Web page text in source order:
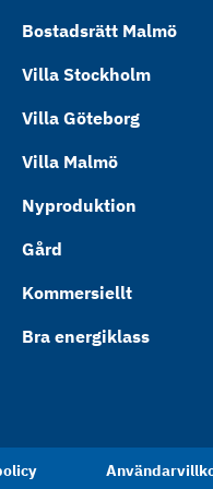
Bostadsrätt Malmö
Villa Stockholm
Villa Göteborg
Villa Malmö
Nyproduktion
Gård
Kommersiellt
Bra energiklass